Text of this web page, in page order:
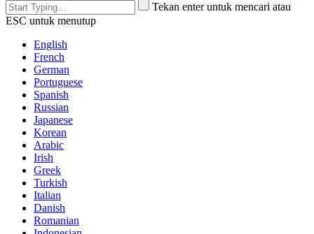
Tekan enter untuk mencari atau
ESC untuk menutup
English
French
German
Portuguese
Spanish
Russian
Japanese
Korean
Arabic
Irish
Greek
Turkish
Italian
Danish
Romanian